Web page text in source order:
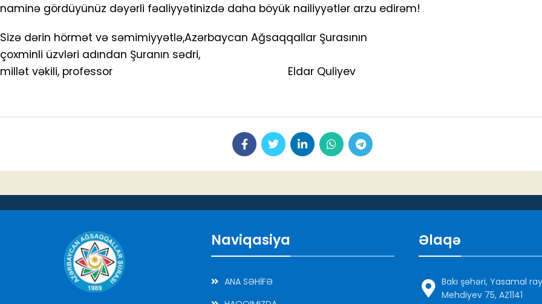
naminə gördüyünüz dəyərli fəaliyyətinizdə daha böyük nailiyyətlər arzu edirəm!
Sizə dərin hörmət və səmimiyyətlə,Azərbaycan Ağsaqqallar Şurasının
çoxminli üzvləri adından Şuranın sədri,
millət vəkili, professor Eldar Quliyev
Naviqasiya
ANA SƏHİFƏ
Əlaqə
Bakı şəhəri, Yasamal
Mehdiyev 75, AZ1141